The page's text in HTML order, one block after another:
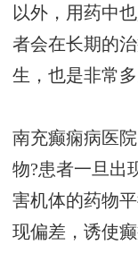
以外，用药中
者会在长期的
生，也是非常多
南充癫痫病医
物?患者一旦出
害机体的药物
现偏差，诱使